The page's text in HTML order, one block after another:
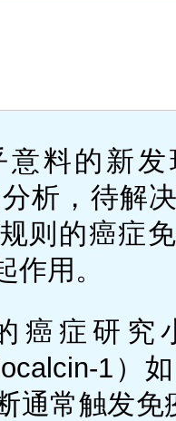
意料的新
析，待解
则的癌症
作用。
癌症研究
1）
通常触发免